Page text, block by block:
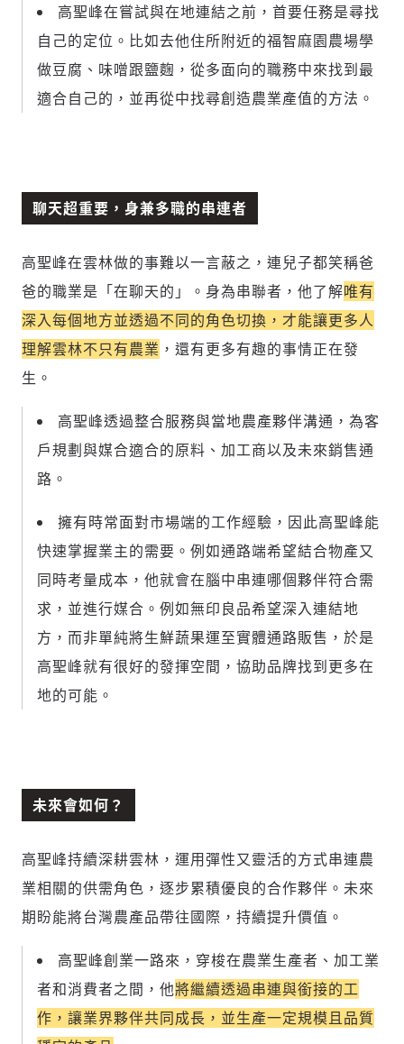
登入或註冊
輸入 Email 驗證碼
將此文章當作禮物
高聖峰在嘗試與在地連結之前，首要任務是尋找
自己的定位。比如去他住所附近的福智麻園農場學
做豆腐、味噌跟鹽麴，從多面向的職務中來找到最
適合自己的，並再從中找尋創造農業產值的方法。
聊天超重要，身兼多職的串連者
高聖峰在雲林做的事難以一言蔽之，連兒子都笑稱爸
爸的職業是「在聊天的」。身為串聯者，他了解唯有
深入每個地方並透過不同的角色切換，才能讓更多人
理解雲林不只有農業 ，還有更多有趣的事情正在發
生。
高聖峰透過整合服務與當地農產夥伴溝通，為客
戶規劃與媒合適合的原料、加工商以及未來銷售通
路。
擁有時常面對市場端的工作經驗，因此高聖峰能
快速掌握業主的需要。例如通路端希望結合物產又
同時考量成本，他就會在腦中串連哪個夥伴符合需
求，並進行媒合。 例如無印良品希望深入連結地
方，而非單純將生鮮蔬果運至實體通路販售，於是
高聖峰就有很好的發揮空間，協助品牌找到更多在
地的可能。
未來會如何？
高聖峰持續深耕雲林，運用彈性又靈活的方式串連農
業相關的供需角色，逐步累積優良的合作夥伴。未來
期盼能將台灣農產品帶往國際，持續提升價值。
高聖峰創業一路來，穿梭在農業生產者、加工業
者和消費者之間，他將繼續透過串連與銜接的工
作，讓業界夥伴共同成長，並生產一定規模且品質
參與深度對談的交流原則：
運用段落闡述想法：表達觀點清楚結構，讓
多元領域交流更有脈絡化
觀點，以及言論
同，而使用情緒性攻擊字眼
禁止歧視性的言論：不對他人種族、宗教、
性別等身份，發表歧視言論
反對任何型式騷擾：杜絕包含但不限於恐